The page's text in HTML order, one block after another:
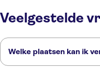
Veelgestelde
Welke plaatsen kan ik